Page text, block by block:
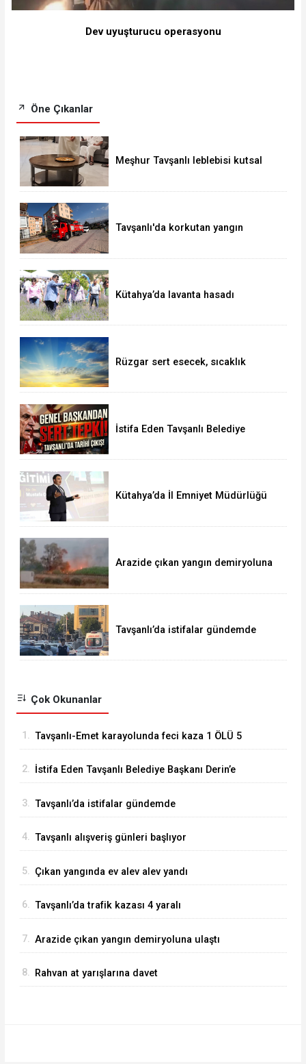
Dev uyuşturucu operasyonu
Öne Çıkanlar
Meşhur Tavşanlı leblebisi kutsal
Tavşanlı'da korkutan yangın
Kütahya’da lavanta hasadı
Rüzgar sert esecek, sıcaklık
İstifa Eden Tavşanlı Belediye
Kütahya’da İl Emniyet Müdürlüğü
Arazide çıkan yangın demiryoluna
Tavşanlı’da istifalar gündemde
Çok Okunanlar
1. Tavşanlı-Emet karayolunda feci kaza 1 ÖLÜ 5
2. İstifa Eden Tavşanlı Belediye Başkanı Derin’e
3. Tavşanlı’da istifalar gündemde
4. Tavşanlı alışveriş günleri başlıyor
5. Çıkan yangında ev alev alev yandı
6. Tavşanlı’da trafik kazası 4 yaralı
7. Arazide çıkan yangın demiryoluna ulaştı
8. Rahvan at yarışlarına davet